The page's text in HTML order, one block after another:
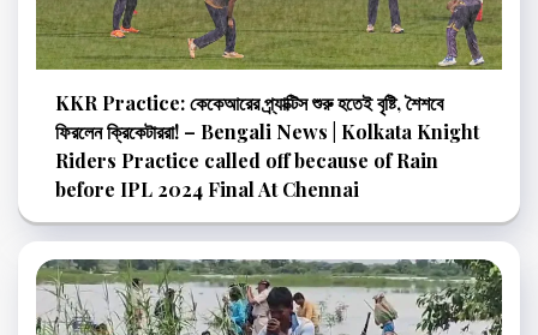
KKR Practice: কেকেআরের প্র্যাক্টিস শুরু হতেই বৃষ্টি, শৈশবে
ফিরলেন ক্রিকেটাররা! – Bengali News | Kolkata Knight
Riders Practice called off because of Rain
before IPL 2024 Final At Chennai